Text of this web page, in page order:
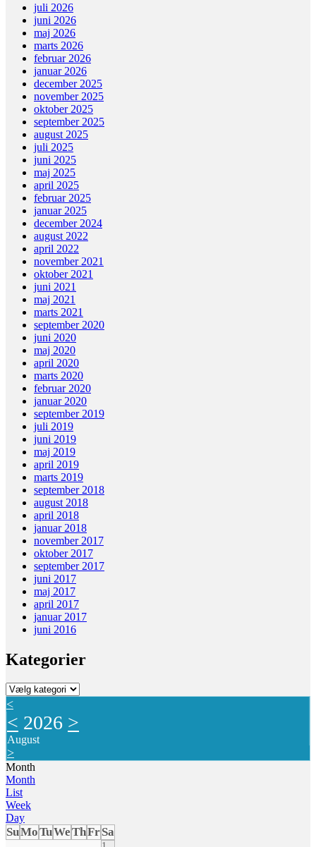
juli 2026
juni 2026
maj 2026
marts 2026
februar 2026
januar 2026
december 2025
november 2025
oktober 2025
september 2025
august 2025
juli 2025
juni 2025
maj 2025
april 2025
februar 2025
januar 2025
december 2024
august 2022
april 2022
november 2021
oktober 2021
juni 2021
maj 2021
marts 2021
september 2020
juni 2020
maj 2020
april 2020
marts 2020
februar 2020
januar 2020
september 2019
juli 2019
juni 2019
maj 2019
april 2019
marts 2019
september 2018
august 2018
april 2018
januar 2018
november 2017
oktober 2017
september 2017
juni 2017
maj 2017
april 2017
januar 2017
juni 2016
Kategorier
Kategorier
<
< 2026 >
August
>
Month
Month
List
Week
Day
SuMoTuWeThFrSa